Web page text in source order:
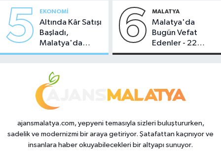
5 EKONOMI
Altında Kâr Satışı
Başladı,
Malatya'da
Makas Ne
6 MALATYA
Malatya'da
Bugün Vefat
Edenler - 22
Temmuz 2026
ajansmalatya.com, yepyeni temasıyla sizleri buluştururken,
sadelik ve modernizmi bir araya getiriyor. Şatafattan kaçınıyor ve
insanlara haber okuyabilecekleri bir altyapı sunuyor.